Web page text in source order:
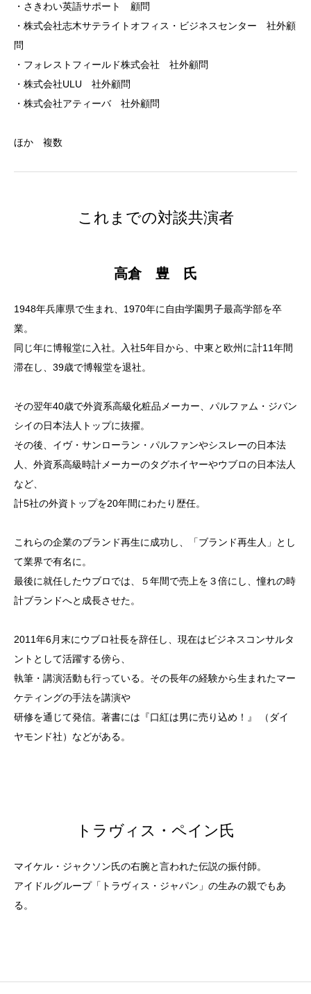
・さきわい英語サポート 顧問
・株式会社志木サテライトオフィス・ビジネスセンター 社外顧
問
・フォレストフィールド株式会社 社外顧問
・株式会社ULU 社外顧問
・株式会社アティーバ 社外顧問
ほか 複数
これまでの対談共演者
高倉 豊 氏
1948年兵庫県で生まれ、1970年に自由学園男子最高学部を卒
業。
同じ年に博報堂に入社。入社5年目から、中東と欧州に計11年間
滞在し、39歳で博報堂を退社。
その翌年40歳で外資系高級化粧品メーカー、パルファム・ジバン
シイの日本法人トップに抜擢。
その後、イヴ・サンローラン・パルファンやシスレーの日本法
人、外資系高級時計メーカーのタグホイヤーやウブロの日本法人
など、
計5社の外資トップを20年間にわたり歴任。
これらの企業のブランド再生に成功し、「ブランド再生人」とし
て業界で有名に。
最後に就任したウブロでは、５年間で売上を３倍にし、憧れの時
計ブランドへと成長させた。
2011年6月末にウブロ社長を辞任し、現在はビジネスコンサルタ
ントとして活躍する傍ら、
執筆・講演活動も行っている。その長年の経験から生まれたマー
ケティングの手法を講演や
研修を通じて発信。 著書には『口紅は男に売り込め！』 （ダイ
ヤモンド社）などがある。
トラヴィス・ペイン氏
マイケル・ジャクソン氏の右腕と言われた伝説の振付師。
アイドルグループ「トラヴィス・ジャパン」の生みの親でもあ
る。